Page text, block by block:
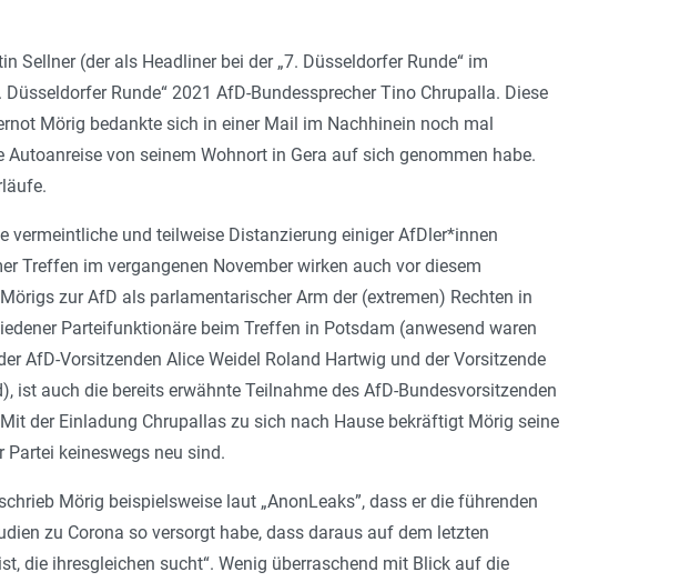
Sellner (der als Headliner bei der „7. Düsseldorfer Runde“ im
Runde“ 2021 AfD-Bundessprecher Tino Chrupalla. Diese
Mörig bedankte sich in einer Mail im Nachhinein noch mal
von seinem Wohnort in Gera auf sich genommen habe.
vermeintliche und teilweise Distanzierung einiger AfDler*innen
Treffen im vergangenen November wirken auch vor diesem
zur AfD als parlamentarischer Arm der (extremen) Rechten in
Parteifunktionäre beim Treffen in Potsdam (anwesend waren
AfD-Vorsitzenden Alice Weidel Roland Hartwig und der Vorsitzende
auch die bereits erwähnte Teilnahme des AfD-Bundesvorsitzenden
der Einladung Chrupallas zu sich nach Hause bekräftigt Mörig seine
Partei keineswegs neu sind.
Mörig beispielsweise laut „AnonLeaks”, dass er die führenden
zu Corona so versorgt habe, dass daraus auf dem letzten
die ihresgleichen sucht“. Wenig überraschend mit Blick auf die